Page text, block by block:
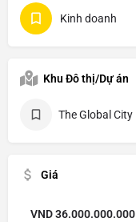
Kinh doanh
Khu Đô thị/Dự án
The Global City
Giá
VND36.000.000.000